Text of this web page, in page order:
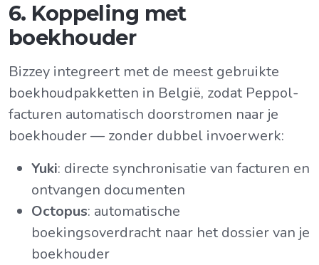
6. Koppeling met
boekhouder
Bizzey integreert met de meest gebruikte
boekhoudpakketten in België, zodat Peppol-
facturen automatisch doorstromen naar je
boekhouder — zonder dubbel invoerwerk:
Yuki: directe synchronisatie van facturen en
ontvangen documenten
Octopus: automatische
boekingsoverdracht naar het dossier van je
boekhouder